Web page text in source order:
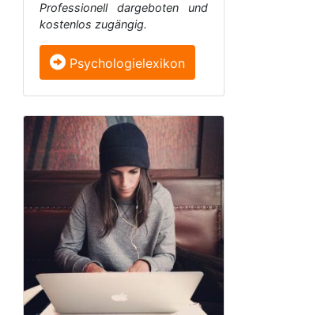
Professionell dargeboten und
kostenlos zugängig.
Psychologielexikon